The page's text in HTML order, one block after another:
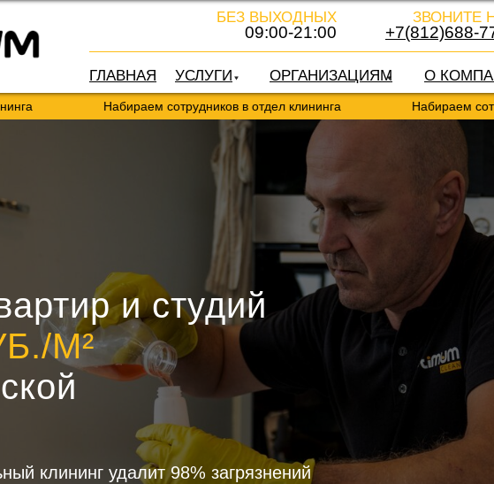
УСЛУГИ
ГЛАВНАЯ ОРГАНИЗАЦИЯМ О
ЗВОНИТЕ
+7(812)688-
БЕЗ ВЫХОДНЫХ
09:00-21:00
Набираем сотрудников в отдел клининга Набираем
клининг удалит 98% загрязнений
и студий
М²